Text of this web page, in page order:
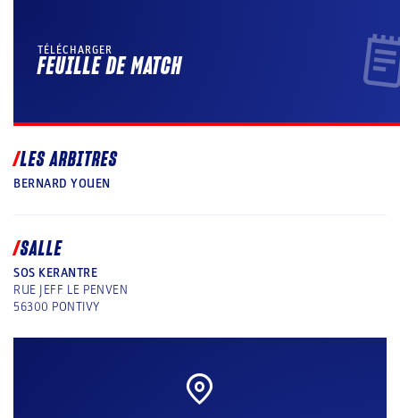
TÉLÉCHARGER
FEUILLE DE MATCH
LES ARBITRES
BERNARD YOUEN
SALLE
SOS KERANTRE
RUE JEFF LE PENVEN
56300 PONTIVY